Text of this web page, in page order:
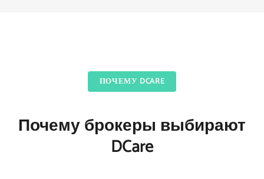
ПОЧЕМУ DCARE
Почему брокеры выбирают
DCare